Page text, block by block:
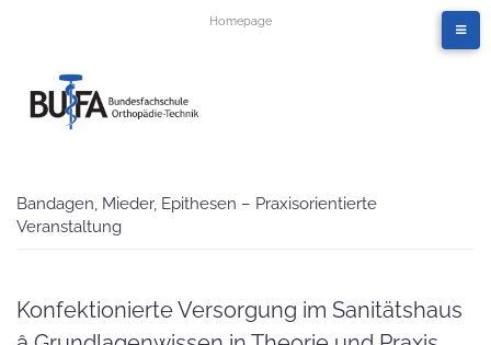
Homepage
Bandagen, Mieder, Epithesen – Praxisorientierte
Veranstaltung
Konfektionierte Versorgung im Sanitätshaus